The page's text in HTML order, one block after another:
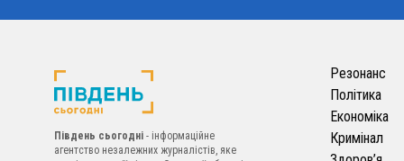
Південь сьогодні - інформаційне
агентство незалежних журналістів, яке
Резонанс
Політика
Економіка
Кримінал